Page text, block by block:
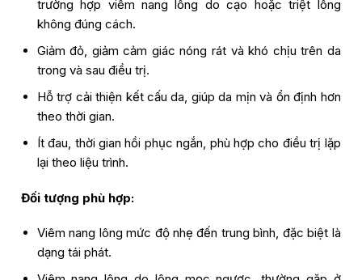
trường hợp viêm nang lông do cạo hoặc triệt lông
không đúng cách.
Giảm đỏ, giảm cảm giác nóng rát và khó chịu trên da
trong và sau điều trị.
Hỗ trợ cải thiện kết cấu da, giúp da mịn và ổn định hơn
theo thời gian.
Ít đau, thời gian hồi phục ngắn, phù hợp cho điều trị lặp
lại theo liệu trình.
Đối tượng phù hợp:
Viêm nang lông mức độ nhẹ đến trung bình, đặc biệt là
dạng tái phát.